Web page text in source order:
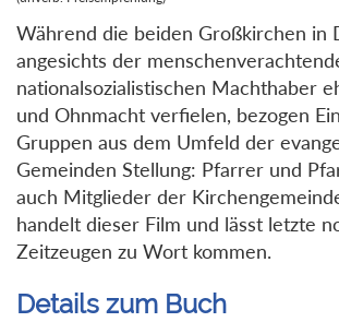
Während die beiden Großkirchen in
angesichts der
nationalsozialistischen Machthaber
und Ohnmacht verfielen, bezogen
Gruppen aus dem Umfeld der
Gemeinden Stellung: Pfarrer und
auch Mitglieder der
handelt dieser Film und lässt letzte
Zeitzeugen zu Wort kommen.
Details zum Buch